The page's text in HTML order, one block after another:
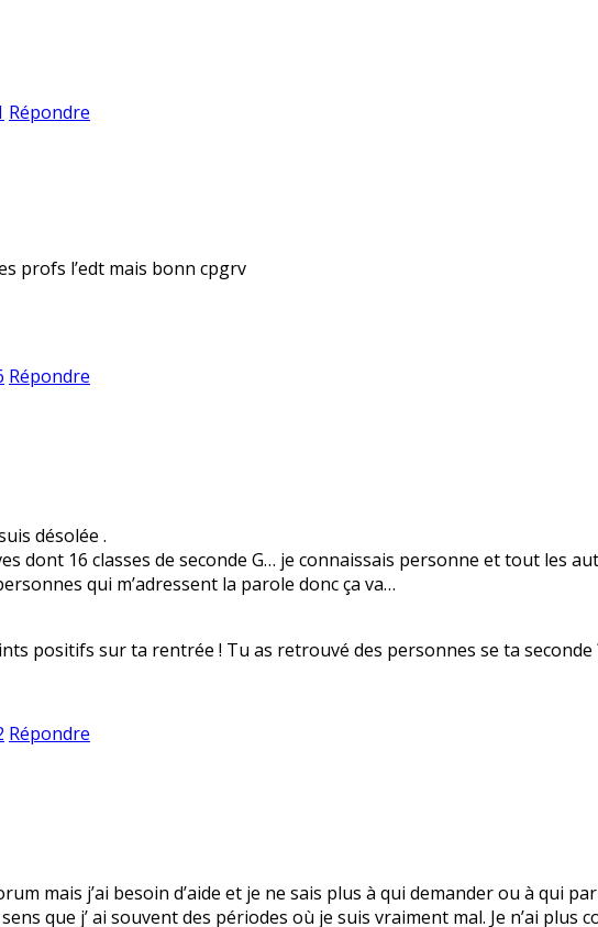
Répondre
profs l’edt mais bonn cpgrv
Répondre
désolée .
dont 16 classes de seconde G… je connaissais personne et tout les
qui m’adressent la parole donc ça va…
positifs sur ta rentrée ! Tu as retrouvé des personnes se ta seconde
Répondre
mais j’ai besoin d’aide et je ne sais plus à qui demander ou à qui
que j’ ai souvent des périodes où je suis vraiment mal. Je n’ai plus